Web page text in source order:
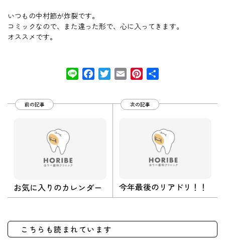
いつもの中村節が炸裂です。
コミックなので、また違った形で、心に入ってきます。
オススメです。
Line FacebookTwitter
Email Pinterest
前の記事
お気に入りのカレンダー
次の記事
今年最後のリアドリ！！
こちらも読まれています